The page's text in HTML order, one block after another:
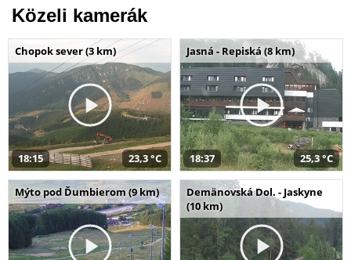
Közeli kamerák
Chopok sever (3 km)
18:15 23,3 °C
Jasná - Repiská (8 km)
18:37 25,3 °C
Mýto pod Ďumbierom (9 km)
Demänovská Dol. - Jaskyne
(10 km)